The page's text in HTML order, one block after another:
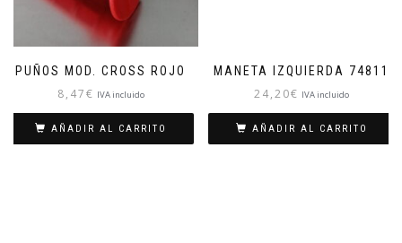
PUÑOS MOD. CROSS ROJO
8,47€ IVA incluido
AÑADIR AL CARRITO
MANETA IZQUIERDA 74811
24,20€ IVA incluido
AÑADIR AL CARRITO